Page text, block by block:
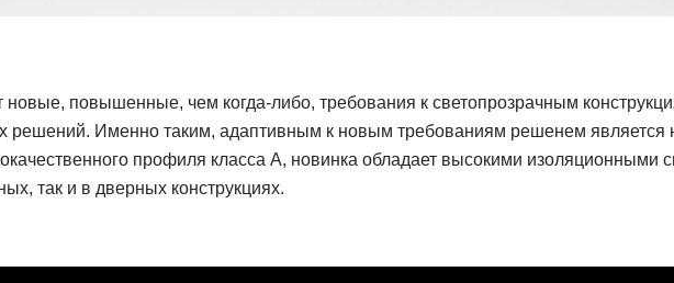
повышенные, чем когда-либо, требования к светопрозрачным
решений. Именно таким, адаптивным к новым требованиям решенем
профиля класса А, новинка обладает высокими
так и в дверных конструкциях.